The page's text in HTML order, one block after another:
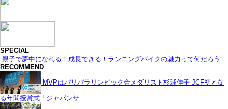
SPECIAL
親子で夢中になれる！成長できる！ランニングバイクの魅力って何だろう
RECOMMEND
MVPはパリパラリンピック金メダリスト杉浦佳子 JCF初とな
る年間授賞式「ジャパンサ…